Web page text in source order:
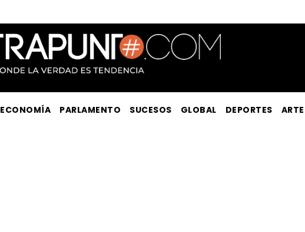
ECONOMÍA PARLAMENTO SUCESOS GLOBAL DEPORTES ARTE